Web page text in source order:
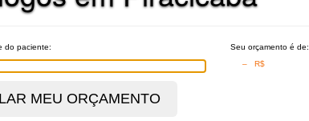
do paciente:
Seu orçamento é de:
– R$